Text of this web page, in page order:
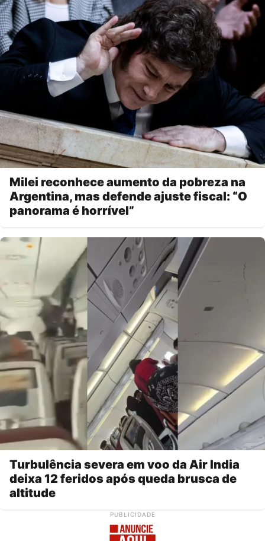
Milei reconhece aumento da pobreza na
Argentina, mas defende ajuste fiscal: “O
panorama é horrível”
Turbulência severa em voo da Air India
deixa 12 feridos após queda brusca de
altitude
PUBLICIDADE